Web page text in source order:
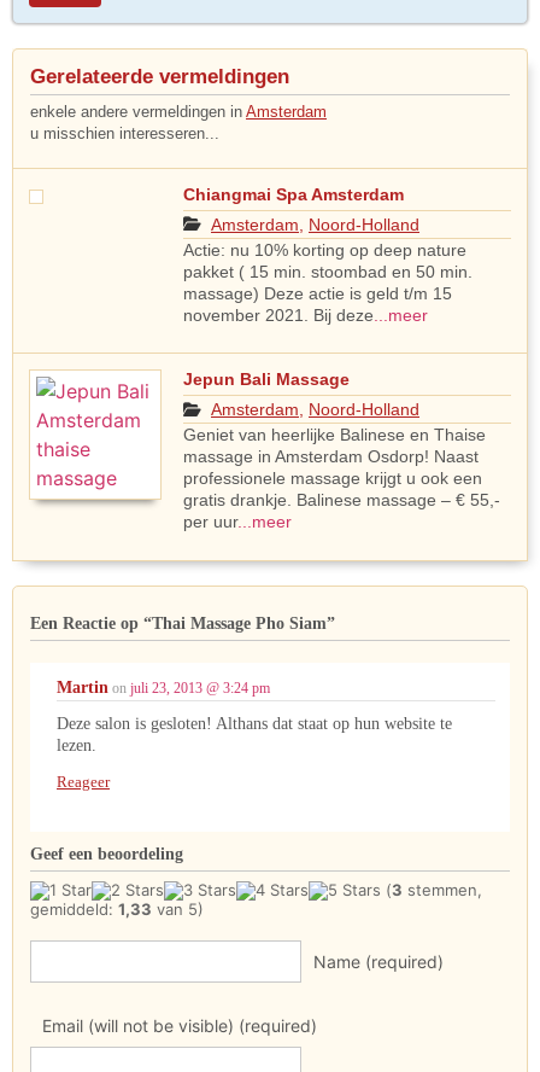
Gerelateerde vermeldingen
enkele andere vermeldingen in Amsterdam
u misschien interesseren...
Chiangmai Spa Amsterdam
Amsterdam
Noord-Holland
Actie: nu 10% korting op deep nature
pakket ( 15 min. stoombad en 50 min.
massage) Deze actie is geld t/m 15
november 2021. Bij deze ...meer
Jepun Bali Massage
Amsterdam
Noord-Holland
Geniet van heerlijke Balinese en Thaise
massage in Amsterdam Osdorp! Naast
professionele massage krijgt u ook een
gratis drankje. Balinese massage – € 55,-
per uur...meer
Een Reactie op “Thai Massage Pho Siam”
Martin on juli 23, 2013 @ 3:24 pm
Deze salon is gesloten! Althans dat staat op hun website te
lezen.
Reageer
Geef een beoordeling
(3 stemmen,
gemiddeld: 1,33 van 5)
Name (required)
Email (will not be visible) (required)